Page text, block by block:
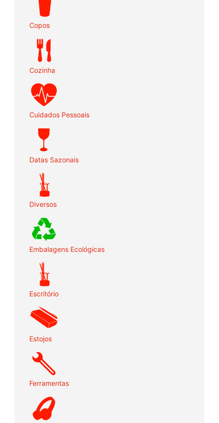
Copos
Cozinha
Cuidados Pessoais
Datas Sazonais
Diversos
Embalagens Ecológicas
Escritório
Estojos
Ferramentas